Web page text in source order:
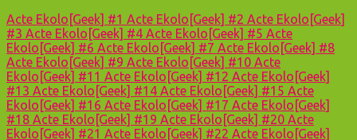
Acte Ekolo[Geek] #1 Acte Ekolo[Geek] #2 Acte Ekolo[Geek]
#3 Acte Ekolo[Geek] #4 Acte Ekolo[Geek] #5 Acte
Ekolo[Geek] #6 Acte Ekolo[Geek] #7 Acte Ekolo[Geek] #8
Acte Ekolo[Geek] #9 Acte Ekolo[Geek] #10 Acte
Ekolo[Geek] #11 Acte Ekolo[Geek] #12 Acte Ekolo[Geek]
#13 Acte Ekolo[Geek] #14 Acte Ekolo[Geek] #15 Acte
Ekolo[Geek] #16 Acte Ekolo[Geek] #17 Acte Ekolo[Geek]
#18 Acte Ekolo[Geek] #19 Acte Ekolo[Geek] #20 Acte
Ekolo[Geek] #21 Acte Ekolo[Geek] #22 Acte Ekolo[Geek]